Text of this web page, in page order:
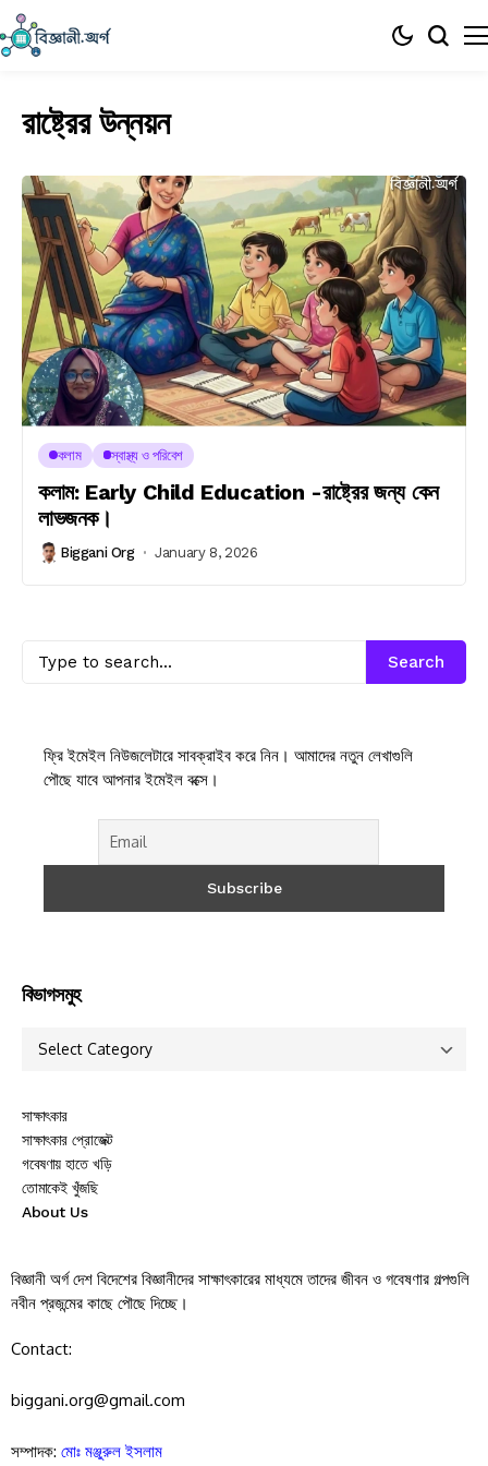
রাষ্ট্রের উন্নয়ন
কলাম স্বাস্থ্য ও পরিবেশ
কলাম: Early Child Education -রাষ্ট্রের জন্য কেন
লাভজনক।
Biggani Org January 8, 2026
Search
ফ্রি ইমেইল নিউজলেটারে সাবক্রাইব করে নিন। আমাদের নতুন লেখাগুলি
পৌছে যাবে আপনার ইমেইল বক্সে।
বিভাগসমুহ
সাক্ষাৎকার
সাক্ষাৎকার প্রোজেক্ট
গবেষণায় হাতে খড়ি
তোমাকেই খুঁজছি
About Us
বিজ্ঞানী অর্গ দেশ বিদেশের বিজ্ঞানীদের সাক্ষাৎকারের মাধ্যমে তাদের জীবন ও গবেষণার গল্পগুলি
নবীন প্রজন্মের কাছে পৌছে দিচ্ছে।
Contact:
biggani.org@gmail.com
সম্পাদক: মোঃ মঞ্জুরুল ইসলাম